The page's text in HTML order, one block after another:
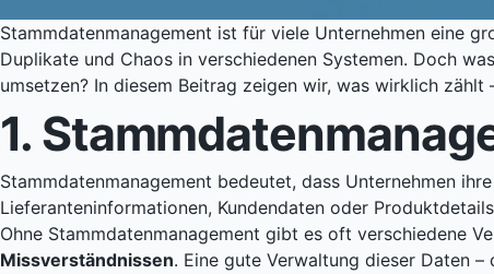
Stammdatenmanagement ist für viele Unternehmen eine
Duplikate und Chaos in verschiedenen Systemen. Doch
umsetzen? In diesem Beitrag zeigen wir, was wirklich zählt
1.
Stammdatenmanagement bedeutet, dass Unternehmen ihre
Lieferanteninformationen, Kundendaten oder
Ohne Stammdatenmanagement gibt es oft verschiedene
Missverständnissen. Eine gute Verwaltung dieser Daten –